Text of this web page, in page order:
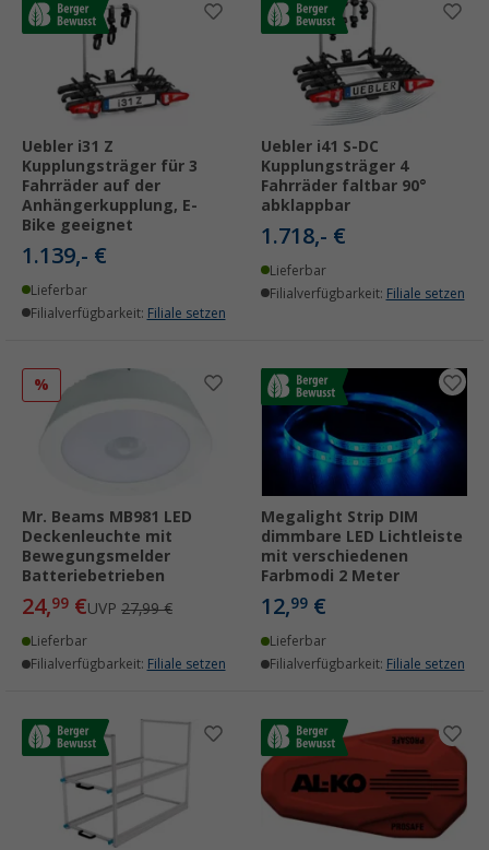
Uebler i31 Z
Kupplungsträger für 3
Fahrräder auf der
Anhängerkupplung, E-
Bike geeignet
1.139,- €
Lieferbar
Filialverfügbarkeit: Filiale setzen
Uebler i41 S-DC
Kupplungsträger 4
Fahrräder faltbar 90°
abklappbar
1.718,- €
Lieferbar
Filialverfügbarkeit: Filiale setzen
%
Mr. Beams MB981 LED
Deckenleuchte mit
Bewegungsmelder
Batteriebetrieben
24,99 €UVP 27,99 €
Lieferbar
Filialverfügbarkeit: Filiale setzen
Megalight Strip DIM
dimmbare LED Lichtleiste
mit verschiedenen
Farbmodi 2 Meter
12,99 €
Lieferbar
Filialverfügbarkeit: Filiale setzen